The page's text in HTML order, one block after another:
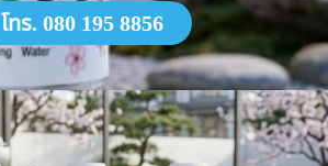
โทร. 080 195 8856